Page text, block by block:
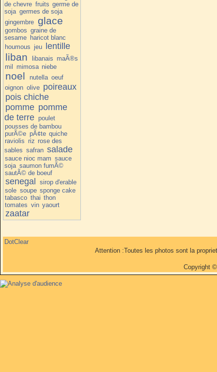
de chevre fruits germe de
soja germes de soja
gingembre glace
gombos graine de
sesame haricot blanc
houmous jeu lentille
liban libanais maÃ®s
mil mimosa niebe
noel nutella oeuf
oignon olive poireaux
pois chiche
pomme pomme
de terre poulet
pousses de bambou
purÃ©e pÃ¢te quiche
raviolis riz rose des
sables safran salade
sauce nioc mam sauce
soja saumon fumÃ©
sautÃ© de boeuf
senegal sirop d'erable
sole soupe sponge cake
tabasco thai thon
tomates vin yaourt
zaatar
DotClear
Attention :Toutes les photos sont la
Copyright